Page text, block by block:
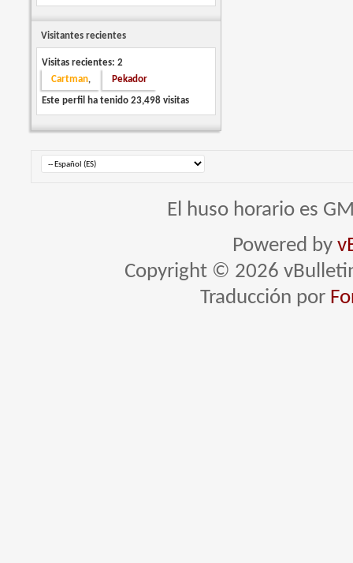
Visitantes recientes
Visitas recientes: 2
Cartman, Pekador
Este perfil ha tenido23,498 visitas
El huso horario es
Powered by
Copyright © 2026
Traducción por